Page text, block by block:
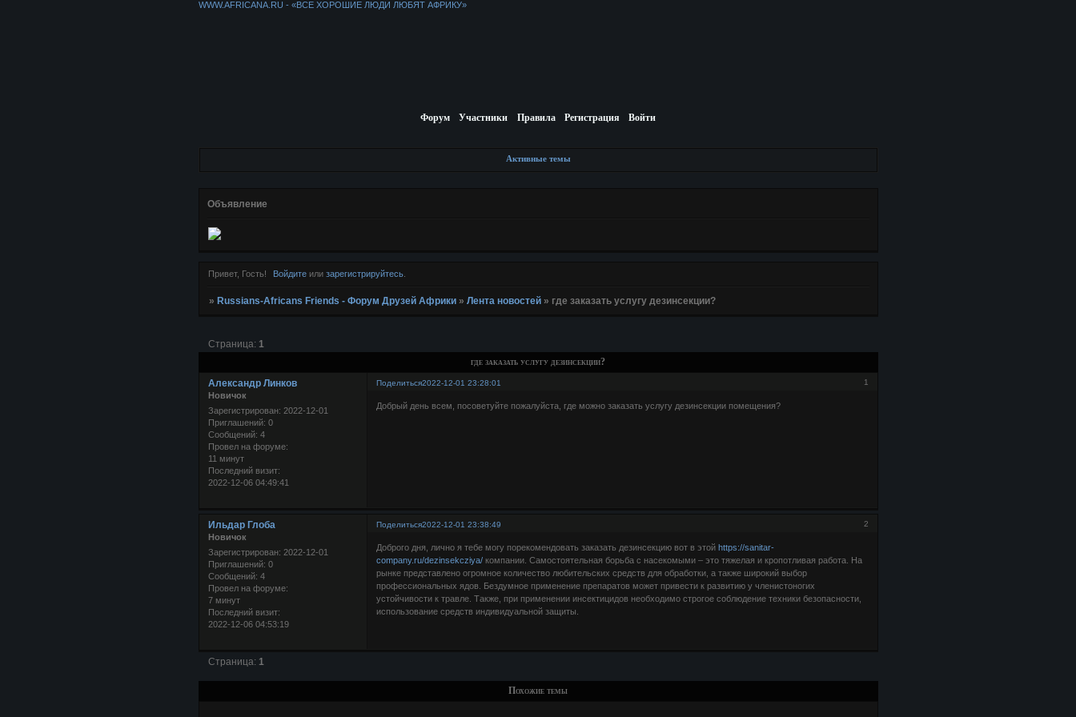
WWW.AFRICANA.RU - «ВСЕ ХОРОШИЕ ЛЮДИ ЛЮБЯТ АФРИКУ»
Форум Участники Правила Регистрация Войти
Активные темы
Объявление
Привет, Гость! Войдите или зарегистрируйтесь
» Russians-Africans Friends - Форум Друзей Африки » Лента новостей » где заказать услугу дезинсекции?
где заказать услугу дезинсекции?
Страница: 1
Поделиться 1
2022-12-01 23:28:01
Александр Линков
Новичок
Зарегистрирован: 2022-12-01
Приглашений: 0
Сообщений: 4
Провел на форуме:
11 минут
Последний визит:
2022-12-06 04:49:41
Добрый день всем, посоветуйте пожалуйста, где можно заказать услугу дезинсекции помещения?
Поделиться 2
2022-12-01 23:38:49
Ильдар Глоба
Новичок
Зарегистрирован: 2022-12-01
Приглашений: 0
Сообщений: 4
Провел на форуме:
7 минут
Последний визит:
2022-12-06 04:53:19
Доброго дня, лично я тебе могу порекомендовать заказать дезинсекцию вот в этой https://sanitar-
company.ru/dezinsekcziya/компании. Самостоятельная борьба с насекомыми – это тяжелая и кропотливая работа. На
рынке представлено огромное количество любительских средств для обработки, а также широкий выбор
профессиональных ядов. Бездумное применение препаратов может привести к развитию у членистоногих
устойчивости к травле. Также, при применении инсектицидов необходимо строгое соблюдение техники безопасности,
использование средств индивидуальной защиты.
Страница: 1
Похожие темы